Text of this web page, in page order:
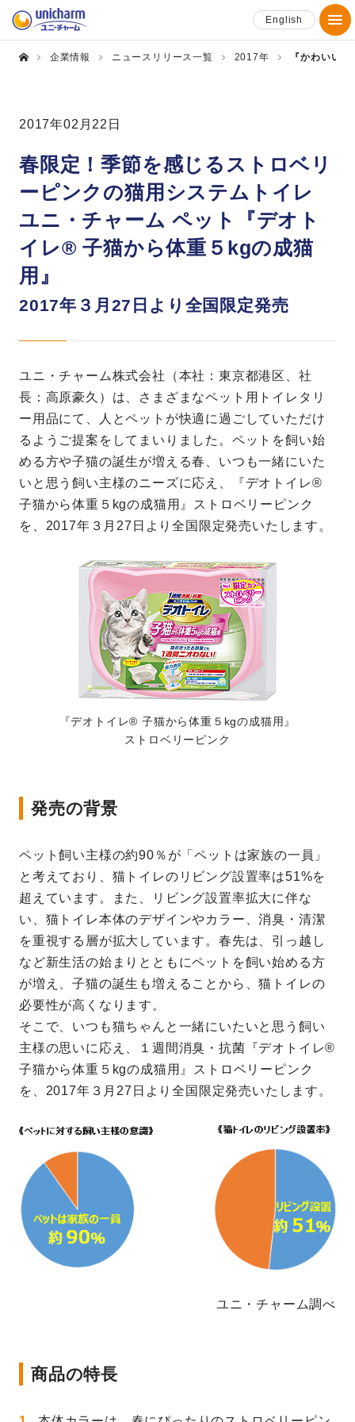
English
企業情報 ニュースリリース一覧 2017年 『かわいい
2017年02月22日
春限定！季節を感じるストロベリ
ーピンクの猫用システムトイレ
ユニ・チャーム ペット『デオト
イレ® 子猫から体重５kgの成猫
用』
2017年３月27日より全国限定発売
ユニ・チャーム株式会社（本社：東京都港区、社
長：高原豪久）は、さまざまなペット用トイレタリ
ー用品にて、人とペットが快適に過ごしていただけ
るようご提案をしてまいりました。ペットを飼い始
める方や子猫の誕生が増える春、いつも一緒にいた
いと思う飼い主様のニーズに応え、『デオトイレ®
子猫から体重５kgの成猫用』ストロベリーピンク
を、2017年３月27日より全国限定発売いたします。
『デオトイレ® 子猫から体重５kgの成猫用』
ストロベリーピンク
発売の背景
ペット飼い主様の約90％が「ペットは家族の一員」
と考えており、猫トイレのリビング設置率は51%を
超えています。また、リビング設置率拡大に伴な
い、猫トイレ本体のデザインやカラー、消臭・清潔
を重視する層が拡大しています。春先は、引っ越し
など新生活の始まりとともにペットを飼い始める方
が増え、子猫の誕生も増えることから、猫トイレの
必要性が高くなります。
そこで、いつも猫ちゃんと一緒にいたいと思う飼い
主様の思いに応え、１週間消臭・抗菌『デオトイレ®
子猫から体重５kgの成猫用』ストロベリーピンク
を、2017年３月27日より全国限定発売いたします。
ユニ・チャーム調べ
商品の特長